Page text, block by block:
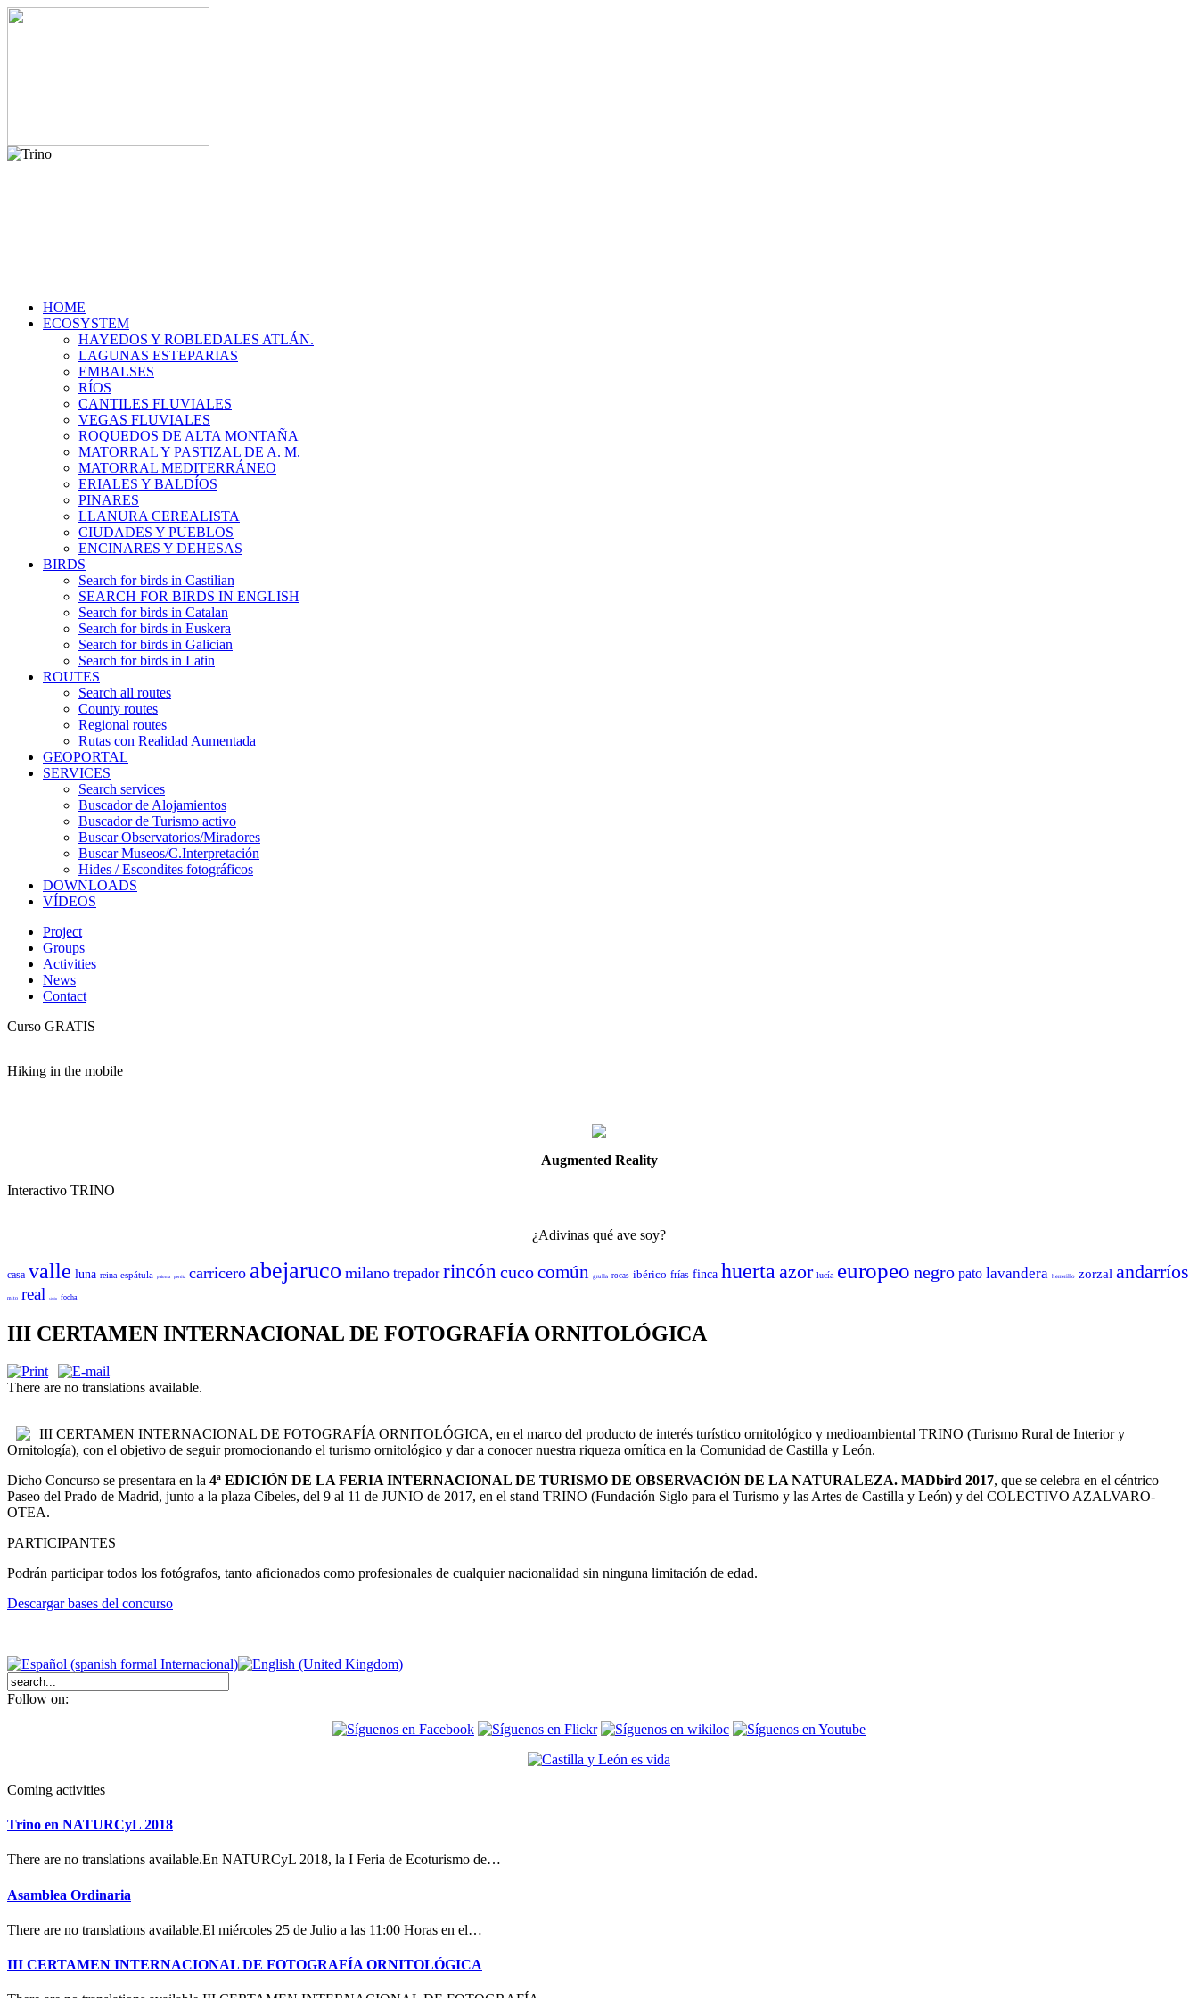
HOME
ECOSYSTEM
HAYEDOS Y ROBLEDALES ATLÁN.
LAGUNAS ESTEPARIAS
EMBALSES
RÍOS
CANTILES FLUVIALES
VEGAS FLUVIALES
ROQUEDOS DE ALTA MONTAÑA
MATORRAL Y PASTIZAL DE A. M.
MATORRAL MEDITERRÁNEO
ERIALES Y BALDÍOS
PINARES
LLANURA CEREALISTA
CIUDADES Y PUEBLOS
ENCINARES Y DEHESAS
BIRDS
Search for birds in Castilian
SEARCH FOR BIRDS IN ENGLISH
Search for birds in Catalan
Search for birds in Euskera
Search for birds in Galician
Search for birds in Latin
ROUTES
Search all routes
County routes
Regional routes
Rutas con Realidad Aumentada
GEOPORTAL
SERVICES
Search services
Buscador de Alojamientos
Buscador de Turismo activo
Buscar Observatorios/Miradores
Buscar Museos/C.Interpretación
Hides / Escondites fotográficos
DOWNLOADS
VÍDEOS
Project
Groups
Activities
News
Contact
Curso GRATIS
Hiking in the mobile
Augmented Reality
Interactivo TRINO
¿Adivinas qué ave soy?
casa valle luna reina espátula paloma perdiz carricero abejaruco milano trepador rincón cucocomún grulla rocas ibérico frías finca huerta azor lucía europeo negro pato lavandera herrerillo zorzal andarríos
mito real sisón focha
III CERTAMEN INTERNACIONAL DE FOTOGRAFÍA ORNITOLÓGICA
|
There are no translations available.
III CERTAMEN INTERNACIONAL DE FOTOGRAFÍA ORNITOLÓGICA, en el marco del producto de interés turístico ornitológico y medioambiental TRINO (Turismo Rural de Interior y
Ornitología), con el objetivo de seguir promocionando el turismo ornitológico y dar a conocer nuestra riqueza ornítica en la Comunidad de Castilla y León.
Dicho Concurso se presentara en la 4ª EDICIÓN DE LA FERIA INTERNACIONAL DE TURISMO DE OBSERVACIÓN DE LA NATURALEZA. MADbird 2017, que se celebra en el céntrico
Paseo del Prado de Madrid, junto a la plaza Cibeles, del 9 al 11 de JUNIO de 2017, en el stand TRINO (Fundación Siglo para el Turismo y las Artes de Castilla y León) y del COLECTIVO AZALVARO-
OTEA.
PARTICIPANTES
Podrán participar todos los fotógrafos, tanto aficionados como profesionales de cualquier nacionalidad sin ninguna limitación de edad.
Descargar bases del concurso
Follow on:
Coming activities
Trino en NATURCyL 2018
There are no translations available.En NATURCyL 2018, la I Feria de Ecoturismo de…
Asamblea Ordinaria
There are no translations available.El miércoles 25 de Julio a las 11:00 Horas en el…
III CERTAMEN INTERNACIONAL DE FOTOGRAFÍA ORNITOLÓGICA